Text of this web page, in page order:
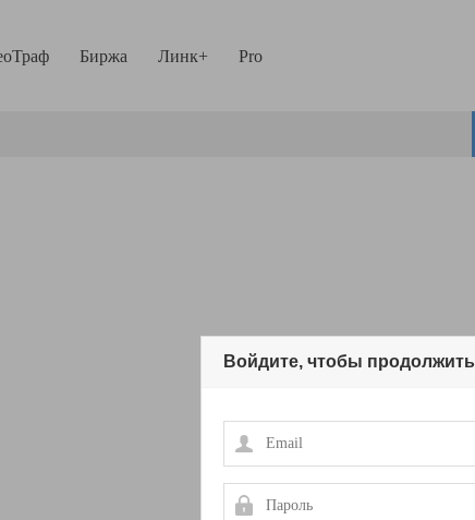
Биржа Линк+ Pro
Войдите, чтобы продолжить
Email
Пароль